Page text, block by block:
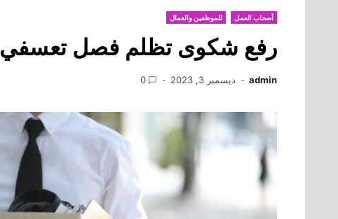
أصحاب العمل للموظفين والعمال
رفع شكوى تظلم فصل تعسفي 2024
admin ديسمبر 3, 2023 0